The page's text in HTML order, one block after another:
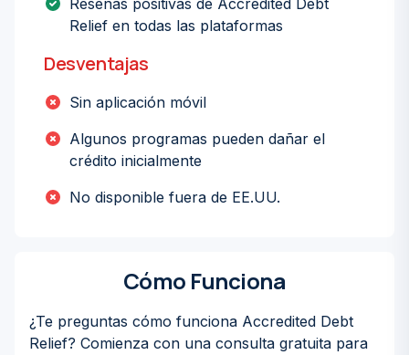
Reseñas positivas de Accredited Debt
Relief en todas las plataformas
Desventajas
Sin aplicación móvil
Algunos programas pueden dañar el
crédito inicialmente
No disponible fuera de EE.UU.
Cómo Funciona
¿Te preguntas cómo funciona Accredited Debt
Relief? Comienza con una consulta gratuita para